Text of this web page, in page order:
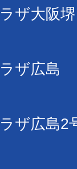
ザ大阪堺
ザ広島
ザ広島2